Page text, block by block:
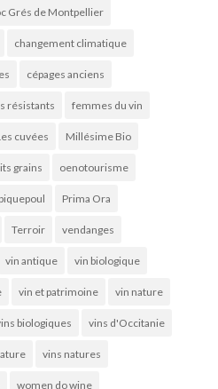
Grés de Montpellier
changement climatique
cépages anciens
résistants femmes du vin
cuvées Millésime Bio
grains oenotourisme
piquepoul Prima Ora
Terroir vendanges
vin antique vin biologique
vin et patrimoine vin nature
biologiques vins d'Occitanie
vins natures
women do wine